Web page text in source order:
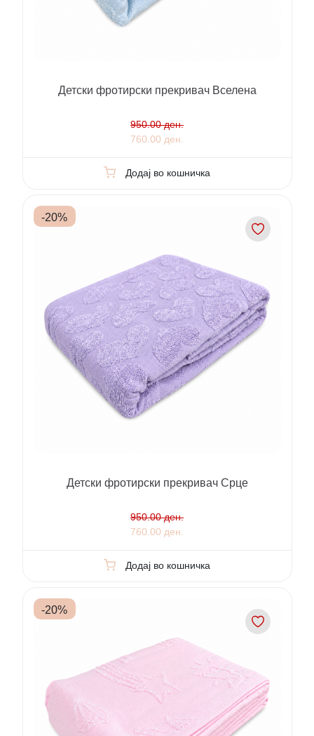
Детски фротирски прекривач Вселена
950.00 ден.
760.00 ден.
Додај во кошничка
-20%
Детски фротирски прекривач Срце
950.00 ден.
760.00 ден.
Додај во кошничка
-20%